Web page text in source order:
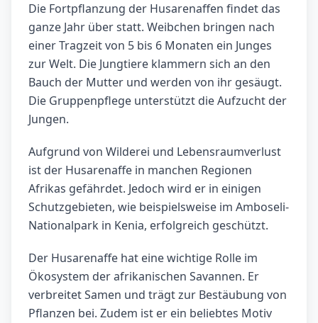
Die Fortpflanzung der Husarenaffen findet das
ganze Jahr über statt. Weibchen bringen nach
einer Tragzeit von 5 bis 6 Monaten ein Junges
zur Welt. Die Jungtiere klammern sich an den
Bauch der Mutter und werden von ihr gesäugt.
Die Gruppenpflege unterstützt die Aufzucht der
Jungen.
Aufgrund von Wilderei und Lebensraumverlust
ist der Husarenaffe in manchen Regionen
Afrikas gefährdet. Jedoch wird er in einigen
Schutzgebieten, wie beispielsweise im Amboseli-
Nationalpark in Kenia, erfolgreich geschützt.
Der Husarenaffe hat eine wichtige Rolle im
Ökosystem der afrikanischen Savannen. Er
verbreitet Samen und trägt zur Bestäubung von
Pflanzen bei. Zudem ist er ein beliebtes Motiv